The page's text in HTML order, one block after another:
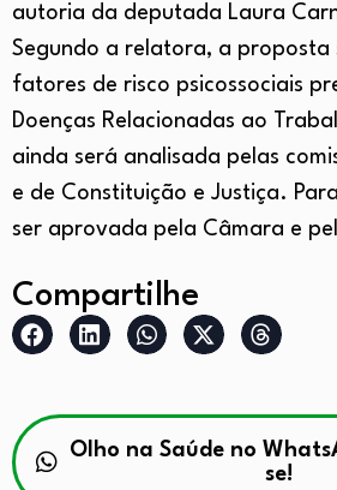
autoria da deputada Laura
Segundo a relatora, a proposta
fatores de risco psicossociais
Doenças Relacionadas ao
ainda será analisada pelas
e de Constituição e Justiça.
ser aprovada pela Câmara e
Compartilhe
Olho na Saúde no
se!